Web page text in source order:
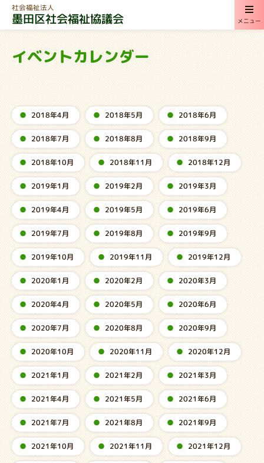
社会福祉法人
墨田区社会福祉協議会
イベントカレンダー
2018年4月 2018年5月 2018年6月
2018年7月 2018年8月 2018年9月
2018年10月 2018年11月 2018年12月
2019年1月 2019年2月 2019年3月
2019年4月 2019年5月 2019年6月
2019年7月 2019年8月 2019年9月
2019年10月 2019年11月 2019年12月
2020年1月 2020年2月 2020年3月
2020年4月 2020年5月 2020年6月
2020年7月 2020年8月 2020年9月
2020年10月 2020年11月 2020年12月
2021年1月 2021年2月 2021年3月
2021年4月 2021年5月 2021年6月
2021年7月 2021年8月 2021年9月
2021年10月 2021年11月 2021年12月
メニュー